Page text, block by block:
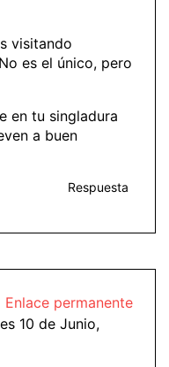
visitando
es el único, pero
en tu singladura
a buen
Respuesta
Enlace permanente
10 de Junio,